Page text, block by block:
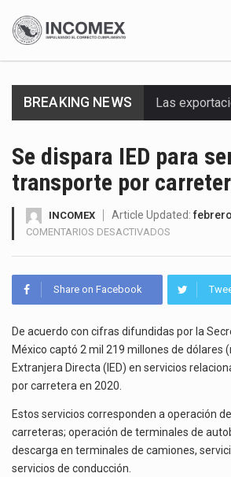
BREAKING NEWS
Se dispara IED para
transporte por
INCOMEX Article Updated:
COMENTARIOS DESACTIVADOS
PARA
DE
TRANSPORTE
POR
Share on Facebook
De acuerdo con cifras difundidas por la
México captó 2 mil 219 millones de dólares
Extranjera Directa (IED) en servicios
por carretera en 2020.
Estos servicios corresponden a operación
carreteras; operación de terminales de
descarga en terminales de camiones,
servicios de conducción.